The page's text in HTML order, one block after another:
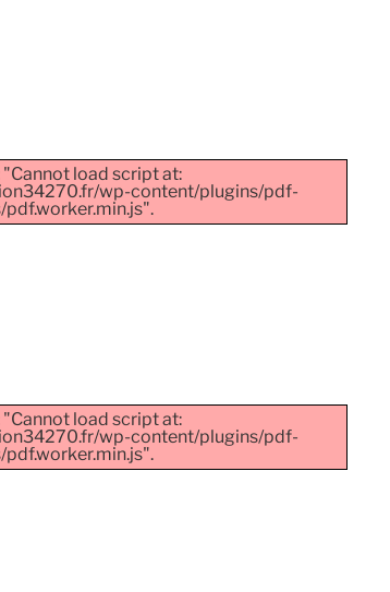
load script at:
wp-content/plugins/pdf-
load script at:
wp-content/plugins/pdf-